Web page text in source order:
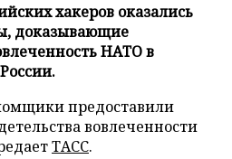
хакеров оказались
доказывающие
НАТО в
предоставили
вовлеченности
ТАСС.